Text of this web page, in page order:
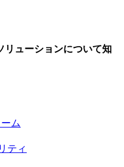
リューションについて知
ム
ティ